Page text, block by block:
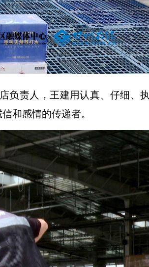
负责人，王建用认真、仔细、执
和感情的传递者。